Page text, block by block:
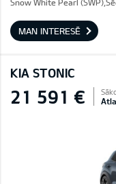
Snow White Pearl
MAN INTERESĒ
KIA STONIC
21 591 €